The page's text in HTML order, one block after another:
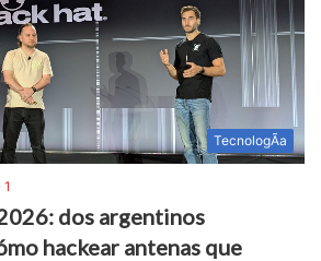
TecnologÃ­a
1
dos argentinos
hackear antenas que